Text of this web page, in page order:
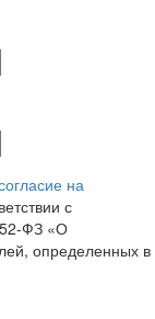
на
с
ФЗ «О
определенных в